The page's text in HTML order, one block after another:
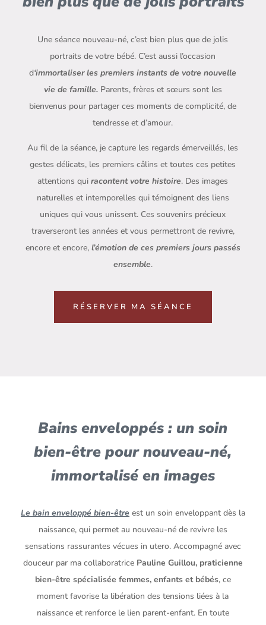
Une séance nouveau-né, c’est bien plus que de jolis
portraits de votre bébé. C’est aussi l’occasion
d‘immortaliser les premiers instants de votre nouvelle
vie de famille.Parents, frères et sœurs sont les
bienvenus pour partager ces moments de complicité, de
tendresse et d’amour.
Au fil de la séance, je capture les regards émerveillés, les
gestes délicats, les premiers câlins et toutes ces petites
attentions quiracontent votre histoire. Des images
naturelles et intemporelles qui témoignent des liens
uniques qui vous unissent. Ces souvenirs précieux
traverseront les années et vous permettront de revivre,
encore et encore, l’émotion de ces premiers jours passés
ensemble.
RÉSERVER MA SÉANCE
Bains enveloppés : un soin
bien-être pour nouveau-né,
immortalisé en images
Le bain enveloppé bien-être est un soin enveloppant dès la
naissance, qui permet au nouveau-né de revivre les
sensations rassurantes vécues in utero. Accompagné avec
douceur par ma collaboratrice Pauline Guillou, praticienne
bien-être spécialisée femmes, enfants et bébés, ce
moment favorise la libération des tensions liées à la
naissance et renforce le lien parent-enfant. En toute